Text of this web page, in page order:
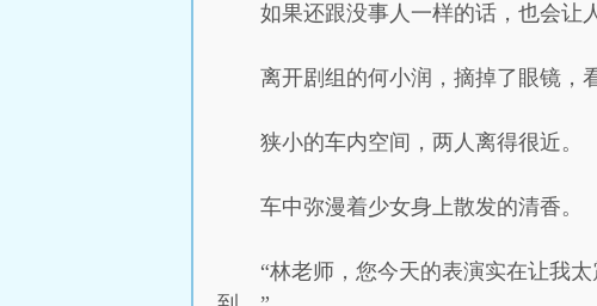
如果还跟没事人一样的话，也会让
离开剧组的何小润，摘掉了眼镜，
狭小的车内空间，两人离得很近。
车中弥漫着少女身上散发的清香。
“林老师，您今天的表演实在让我